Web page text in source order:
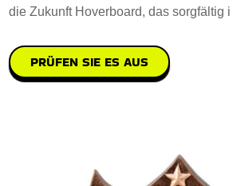
die Zukunft Hoverboard, das sorgfältig i
PRÜFEN SIE ES AUS